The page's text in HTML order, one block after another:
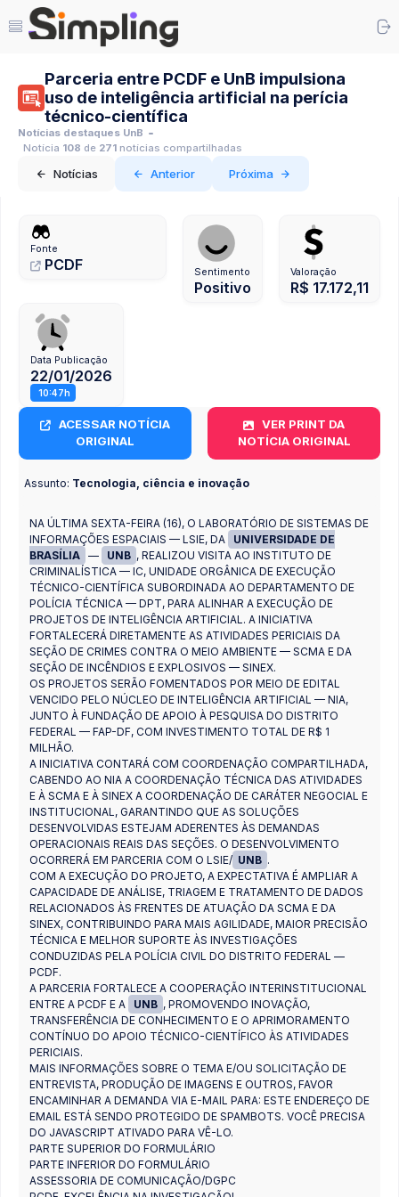
Parceria entre PCDF e UnB impulsiona
uso de inteligência artificial na perícia
técnico-científica
Notícias destaques UnB
Notícia 108 de 271 notícias compartilhadas
Notícias Anterior Próxima
Fonte
PCDF Sentimento
Positivo
Valoração
R$ 17.172,11
Data Publicação
22/01/2026
10:47h
ACESSAR NOTÍCIA
ORIGINAL
VER PRINT DA
NOTÍCIA ORIGINAL
Assunto: Tecnologia, ciência e inovação
NA ÚLTIMA SEXTA-FEIRA (16), O LABORATÓRIO DE SISTEMAS DE
INFORMAÇÕES ESPACIAIS — LSIE, DA
UNIVERSIDADE DE
BRASÍLIA — UNB , REALIZOU VISITA AO INSTITUTO DE
CRIMINALÍSTICA — IC, UNIDADE ORGÂNICA DE EXECUÇÃO
TÉCNICO-CIENTÍFICA SUBORDINADA AO DEPARTAMENTO DE
POLÍCIA TÉCNICA — DPT, PARA ALINHAR A EXECUÇÃO DE
PROJETOS DE INTELIGÊNCIA ARTIFICIAL. A INICIATIVA
FORTALECERÁ DIRETAMENTE AS ATIVIDADES PERICIAIS DA
SEÇÃO DE CRIMES CONTRA O MEIO AMBIENTE — SCMA E DA
SEÇÃO DE INCÊNDIOS E EXPLOSIVOS — SINEX.
OS PROJETOS SERÃO FOMENTADOS POR MEIO DE EDITAL
VENCIDO PELO NÚCLEO DE INTELIGÊNCIA ARTIFICIAL — NIA,
JUNTO À FUNDAÇÃO DE APOIO À PESQUISA DO DISTRITO
FEDERAL — FAP-DF, COM INVESTIMENTO TOTAL DE R$ 1
MILHÃO.
A INICIATIVA CONTARÁ COM COORDENAÇÃO COMPARTILHADA,
CABENDO AO NIA A COORDENAÇÃO TÉCNICA DAS ATIVIDADES
E À SCMA E À SINEX A COORDENAÇÃO DE CARÁTER NEGOCIAL E
INSTITUCIONAL, GARANTINDO QUE AS SOLUÇÕES
DESENVOLVIDAS ESTEJAM ADERENTES ÀS DEMANDAS
OPERACIONAIS REAIS DAS SEÇÕES. O DESENVOLVIMENTO
OCORRERÁ EM PARCERIA COM O LSIE/ UNB .
COM A EXECUÇÃO DO PROJETO, A EXPECTATIVA É AMPLIAR A
CAPACIDADE DE ANÁLISE, TRIAGEM E TRATAMENTO DE DADOS
RELACIONADOS ÀS FRENTES DE ATUAÇÃO DA SCMA E DA
SINEX, CONTRIBUINDO PARA MAIS AGILIDADE, MAIOR PRECISÃO
TÉCNICA E MELHOR SUPORTE ÀS INVESTIGAÇÕES
CONDUZIDAS PELA POLÍCIA CIVIL DO DISTRITO FEDERAL —
PCDF.
A PARCERIA FORTALECE A COOPERAÇÃO INTERINSTITUCIONAL
ENTRE A PCDF E A
UNB , PROMOVENDO INOVAÇÃO,
TRANSFERÊNCIA DE CONHECIMENTO E O APRIMORAMENTO
CONTÍNUO DO APOIO TÉCNICO-CIENTÍFICO ÀS ATIVIDADES
PERICIAIS.
MAIS INFORMAÇÕES SOBRE O TEMA E/OU SOLICITAÇÃO DE
ENTREVISTA, PRODUÇÃO DE IMAGENS E OUTROS, FAVOR
ENCAMINHAR A DEMANDA VIA E-MAIL PARA: ESTE ENDEREÇO DE
EMAIL ESTÁ SENDO PROTEGIDO DE SPAMBOTS. VOCÊ PRECISA
DO JAVASCRIPT ATIVADO PARA VÊ-LO.
PARTE SUPERIOR DO FORMULÁRIO
PARTE INFERIOR DO FORMULÁRIO
ASSESSORIA DE COMUNICAÇÃO/DGPC